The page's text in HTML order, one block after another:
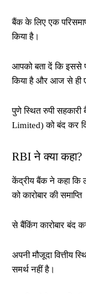
बैंक के लिए एक
किया है।
आपको बता दें कि इससे
किया है और आज से ही
पुणे स्थित रुपी
Limited) को बंद कर
RBI ने क्या कहा?
केंद्रीय बैंक ने कहा कि
को कारोबार की समाप्ति
से बैंकिंग कारोबार बंद
अपनी मौजूदा वित्तीय
समर्थ नहीं है।